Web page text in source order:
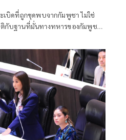
เบิดที่ถูกขุดพบจากกัมพูชา ไม่ใช่
บฐานที่มั่นทางทหารของกัมพูชา